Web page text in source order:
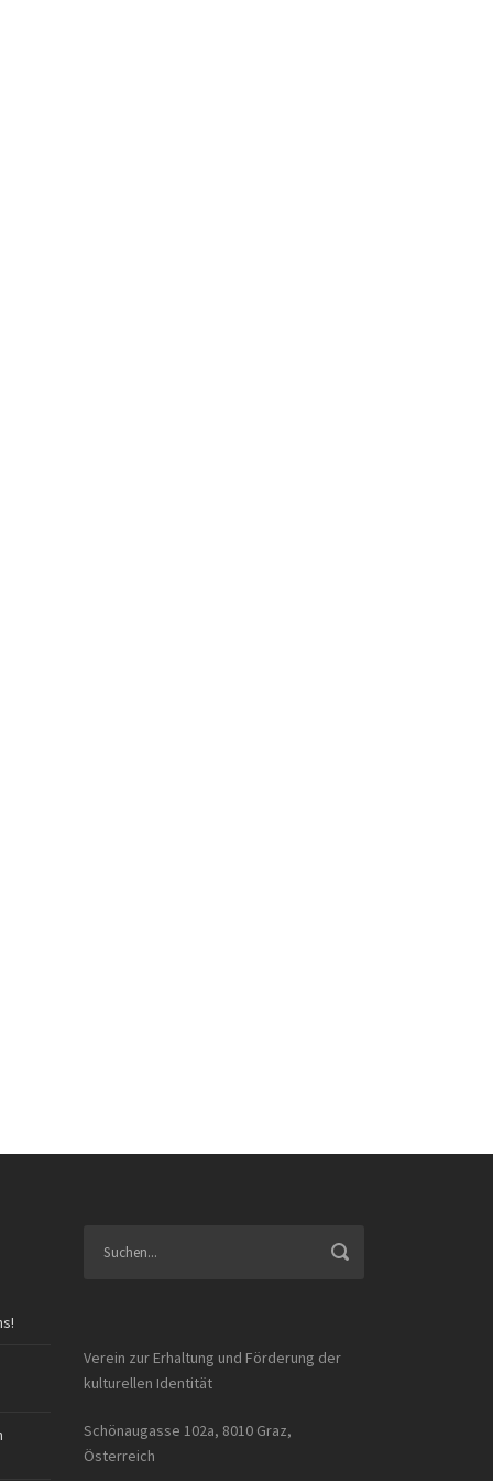
Verein zur Erhaltung und Förderung der
kulturellen Identität
Schönaugasse 102a, 8010 Graz,
Österreich